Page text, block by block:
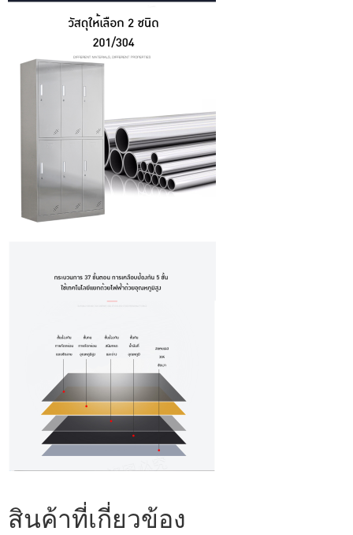
สินค้าที่เกี่ยวข้อง